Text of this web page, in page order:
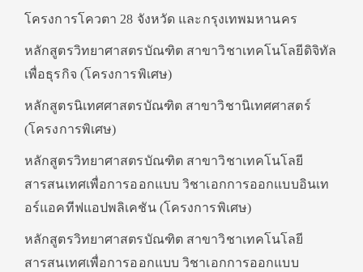
โครงการโควตา 28 จังหวัด และกรุงเทพมหานคร
หลักสูตรวิทยาศาสตรบัณฑิต สาขาวิชาเทคโนโลยีดิจิทัล
เพื่อธุรกิจ (โครงการพิเศษ)
หลักสูตรนิเทศศาสตรบัณฑิต สาขาวิชานิเทศศาสตร์
(โครงการพิเศษ)
หลักสูตรวิทยาศาสตรบัณฑิต สาขาวิชาเทคโนโลยี
สารสนเทศเพื่อการออกแบบ วิชาเอกการออกแบบอินเท
อร์แอคทีฟแอปพลิเคชัน (โครงการพิเศษ)
หลักสูตรวิทยาศาสตรบัณฑิต สาขาวิชาเทคโนโลยี
สารสนเทศเพื่อการออกแบบ วิชาเอกการออกแบบ